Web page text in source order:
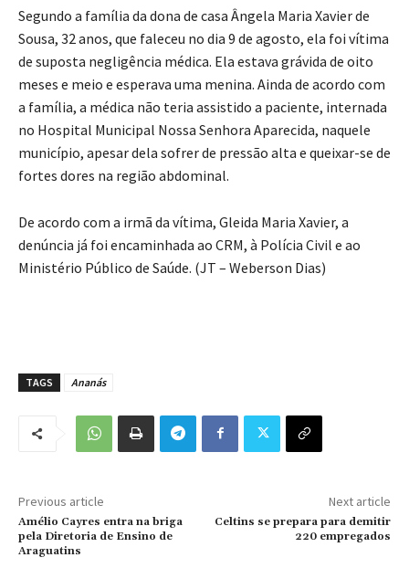
Segundo a família da dona de casa Ângela Maria Xavier de
Sousa, 32 anos, que faleceu no dia 9 de agosto, ela foi vítima
de suposta negligência médica. Ela estava grávida de oito
meses e meio e esperava uma menina. Ainda de acordo com
a família, a médica não teria assistido a paciente, internada
no Hospital Municipal Nossa Senhora Aparecida, naquele
município, apesar dela sofrer de pressão alta e queixar-se de
fortes dores na região abdominal.
De acordo com a irmã da vítima, Gleida Maria Xavier, a
denúncia já foi encaminhada ao CRM, à Polícia Civil e ao
Ministério Público de Saúde. (JT – Weberson Dias)
TAGS Ananás
Previous article
Amélio Cayres entra na briga
pela Diretoria de Ensino de
Araguatins
Next article
Celtins se prepara para demitir
220 empregados